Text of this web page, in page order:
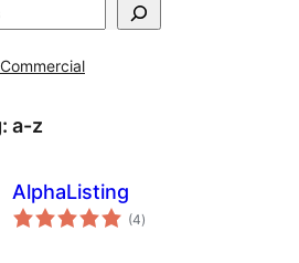
Commercial
a-z
AlphaListing
(4total
ratings
)